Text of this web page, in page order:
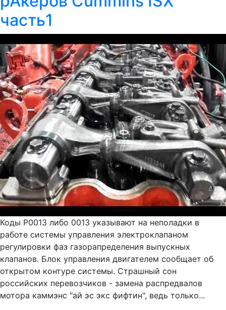
часть1
Коды Р0013 либо 0013 указывают на неполадки в
работе системы управления электроклапаном
регулировки фаз газорапределения выпускных
клапанов. Блок управления двигателем сообщает об
открытом контуре системы. Страшный сон
российских перевозчиков - замена распредвалов
мотора каммэнс "ай эс экс фифтин", ведь только...